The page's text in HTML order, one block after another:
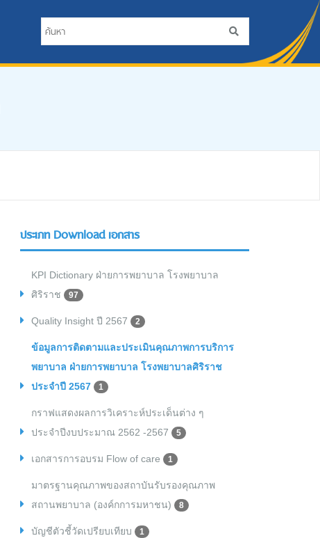
ประเภท Download เอกสาร
KPI Dictionary ฝ่ายการพยาบาล โรงพยาบาล
ศิริราช
97
Quality Insight ปี 2567 2
ข้อมูลการติดตามและประเมินคุณภาพการบริการ
พยาบาล ฝ่ายการพยาบาล โรงพยาบาลศิริราช
ประจำปี 2567
1
กราฟแสดงผลการวิเคราะห์ประเด็นต่าง ๆ
ประจำปีงบประมาณ 2562 -2567
5
เอกสารการอบรม Flow of care 1
มาตรฐานคุณภาพของสถาบันรับรองคุณภาพ
สถานพยาบาล (องค์กการมหาชน)
8
บัญชีตัวชี้วัดเปรียบเทียบ 1